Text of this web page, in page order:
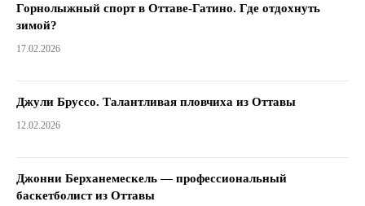
Горнолыжный спорт в Оттаве-Гатино. Где отдохнуть
зимой?
17.02.2026
Джули Бруссо. Талантливая пловчиха из Оттавы
12.02.2026
Джонни Берханемескель — профессиональный
баскетболист из Оттавы